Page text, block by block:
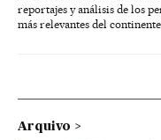
reportajes y análisis de los
más relevantes del
Arquivo